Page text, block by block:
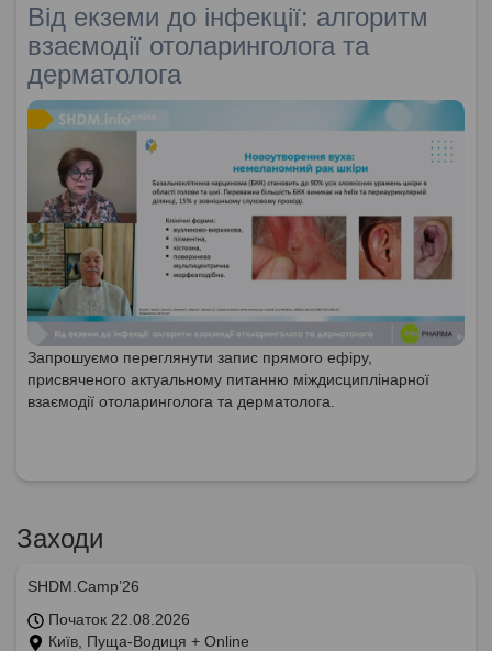
Від екземи до інфекції: алгоритм
взаємодії отоларинголога та
дерматолога
Запрошуємо переглянути запис прямого ефіру,
присвяченого актуальному питанню міждисциплінарної
взаємодії отоларинголога та дерматолога.
Заходи
SHDM.Camp’26
Початок 22.08.2026
Київ, Пуща-Водиця + Online